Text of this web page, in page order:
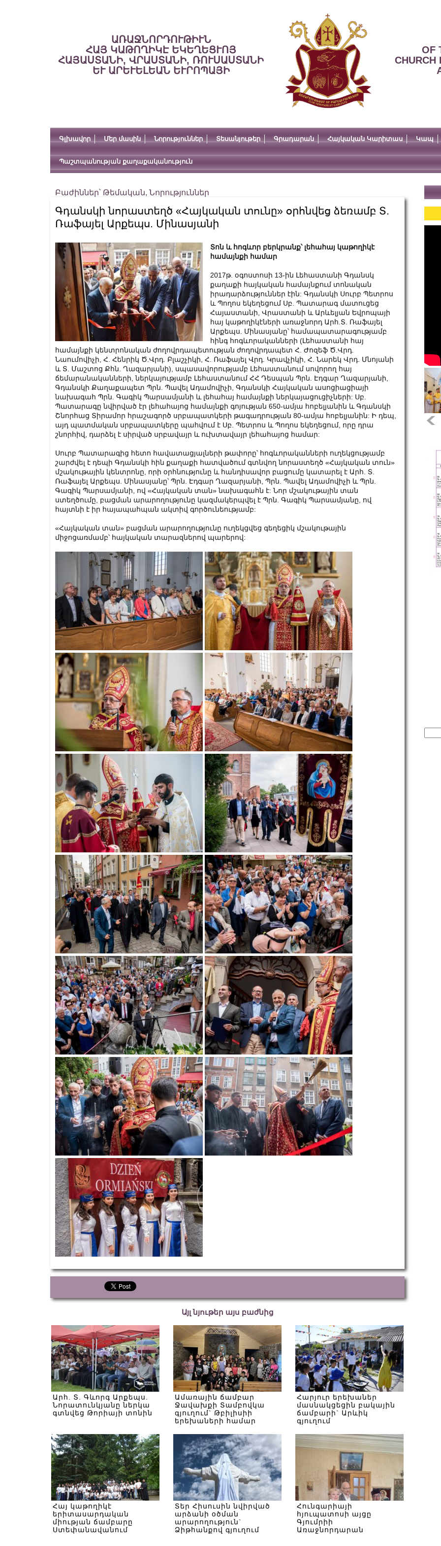
ԱՌԱՋՆՈՐԴՈՒԹԻՒՆ
ՀԱՅ ԿԱԹՈՂԻԿԷ ԵԿԵՂԵՑՒՈՅ
ՀԱՅԱՍՏԱՆԻ, ՎՐԱՍՏԱՆԻ, ՌՈՒՍԱՍՏԱՆԻ
ԵՒ ԱՐԵՒԵԼԵԱՆ ԵՒՐՈՊԱՅԻ
OF
CHURCH
Գլխավոր Մեր մասին Նորություններ Տեսանյութեր Գրադարան Հայկական Կարիտաս Կապ
Պաշտպանության քաղաքականություն
Բաժիններ՝ Թեմական, Նորություններ
Գդանսկի նորաստեղծ «Հայկական տունը» օրհնվեց ձեռամբ Տ.
Ռաֆայել Արքեպս. Մինասյանի
Տոն և հոգևոր բերկրանք՝ լեհահայ կաթողիկէ
համայնքի համար
2017թ. օգոստոսի 13-ին Լեհաստանի Գդանսկ
քաղաքի հայկական համայնքում տոնական
իրադարձություններ էին: Գդանսկի Սուրբ Պետրոս
և Պողոս եկեղեցում Սբ. Պատարագ մատուցեց
Հայաստանի, Վրաստանի և Արևելյան Եվրոպայի
հայ կաթողիկէների առաջնորդ Արհ.Տ. Ռաֆայել
Արքեպս. Մինասյանը՝ համապատարագությամբ
հինգ հոգևորականների (Լեհաստանի հայ
համայնքի կենտրոնական ժողովրդապետության ժողովրդապետ Հ. Ժոզեֆ Ծ.Վրդ.
Նաումովիչի, Հ. Հենրիկ Ծ.Վրդ. Բլաշչիկի, Հ. Ռաֆայել Վրդ. Կրավչիկի, Հ. Նարեկ Վրդ. Մնոյանի
և Տ. Մաշտոց Քհն. Ղազարյանի), սպասավորությամբ Լեհաստանում սովորող հայ
ճեմարանականների, ներկայությամբ Լեհաստանում ՀՀ Դեսպան Պրն. Էդգար Ղազարյանի,
Գդանսկի Քաղաքապետ Պրն. Պավել Ադամովիչի, Գդանսկի Հայկական ասոցիացիայի
նախագահ Պրն. Գագիկ Պարսամյանի և լեհահայ համայնքի ներկայացուցիչների: Սբ.
Պատարագը նվիրված էր լեհահայոց համայնքի գոյության 650-ամյա հոբելյանին և Գդանսկի
Շնորհաց Տիրամոր հրաշագործ սրբապատկերի թագադրության 80-ամյա հոբելյանին: Ի դեպ,
այդ պատմական սրբապատկերը պահվում է Սբ. Պետրոս և Պողոս եկեղեցում, որը դրա
շնորհիվ, դարձել է սիրված սրբավայր և ուխտավայր լեհահայոց համար:
Սուրբ Պատարագից հետո հավատացյալների թափորը՝ հոգևորականների ուղեկցությամբ
շարժվել է դեպի Գդանսկի հին քաղաքի հատվածում գտնվող նորաստեղծ «Հայկական տուն»
մշակութային կենտրոնը, որի օրհնությունը և հանդիսավոր բացումը կատարել է Արհ. Տ.
Ռաֆայել Արքեպս. Մինասյանը՝ Պրն. Էդգար Ղազարյանի, Պրն. Պավել Ադամովիչի և Պրն.
Գագիկ Պարսամյանի, ով «Հայկական տան» նախագահն է: Նոր մշակութային տան
ստեղծումը, բացման արարողությունը կազմակերպվել է Պրն. Գագիկ Պարսամյանը, ով
հայտնի է իր հայապահպան ակտիվ գործունեությամբ:
«Հայկական տան» բացման արարողությունը ուղեկցվեց գեղեցիկ մշակութային
միջոցառմամբ՝ հայկական տարազներով պարերով:
Այլ նյութեր այս բաժնից
Արհ. Տ. Գևորգ Արքեպս.
Նորատունկյանը ներկա
գտնվեց Թորիայի տոնին
Ամառային ճամբար
Ջավախքի Տամբովկա
գյուղում` Թբիլիսիի
երեխաների համար
Հարյուր երեխաներ
մասնակցեցին բակային
ճամբարի` Արևիկ
գյուղում
Հայ կաթողիկէ
երիտասարդական
միության ճամբարը
Ստեփանավանում
Տեր Հիսուսին նվիրված
արձանի օծման
արարողություն`
Ձիթհանքով գյուղում
Հունգարիայի
հյուպատոսի այցը
Գյումրիի
Առաջնորդարան
for: